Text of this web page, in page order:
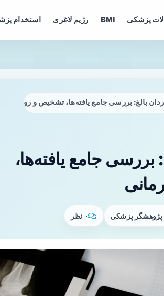
پزشکی BMI رژیم لاغری استخدام
بالغ: بررسی جامع یافته‌ها، تشخیص و
بررسی جامع یافته‌ها،
پژوهشگر پزشکی ۰ نظر